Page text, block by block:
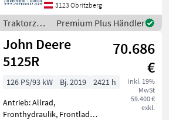
-)GreenStar 1800 Display
-)Lenkradmotor
3123 Obritzberg
Traktorzubehör
/ John
Deere
Premium Plus Händler
John Deere
5125R
70.686
€
inkl. 19%
MwSt
59.400 €
exkl.
126 PS/93 kW Bj. 2019
2421 h
Antrieb: Allrad,
Fronthydraulik, Frontlader,